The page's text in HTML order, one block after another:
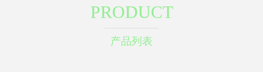
PRODUCT
产品列表